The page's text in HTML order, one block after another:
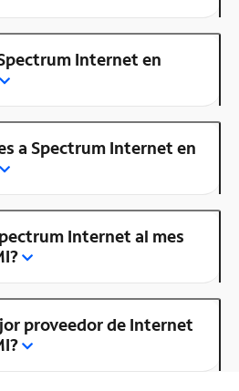
Internet en
a Spectrum Internet en
Internet al mes
proveedor de Internet